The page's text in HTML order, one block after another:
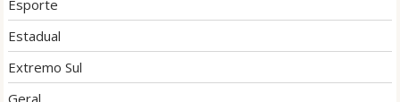
Esporte
Estadual
Extremo Sul
Geral